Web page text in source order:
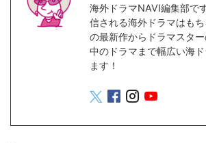
海外ドラマNAVI編集部で
信される海外ドラマはも
の最新作からドラマスタ
中のドラマまで幅広い海
ます！